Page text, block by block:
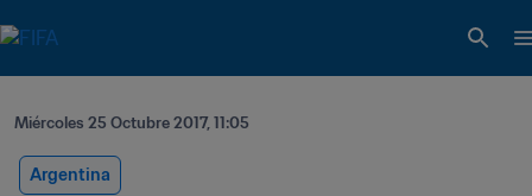
Miércoles 25 Octubre 2017, 11:05
Argentina